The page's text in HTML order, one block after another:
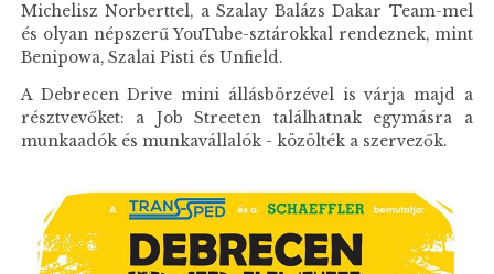
Michelisz Norberttel, a Szalay Balázs Dakar Team-mel
és olyan népszerű YouTube-sztárokkal rendeznek, mint
Benipowa, Szalai Pisti és Unfield.
A Debrecen Drive mini állásbörzével is várja majd a
résztvevőket: a Job Streeten találhatnak egymásra a
munkaadók és munkavállalók - közölték a szervezők.